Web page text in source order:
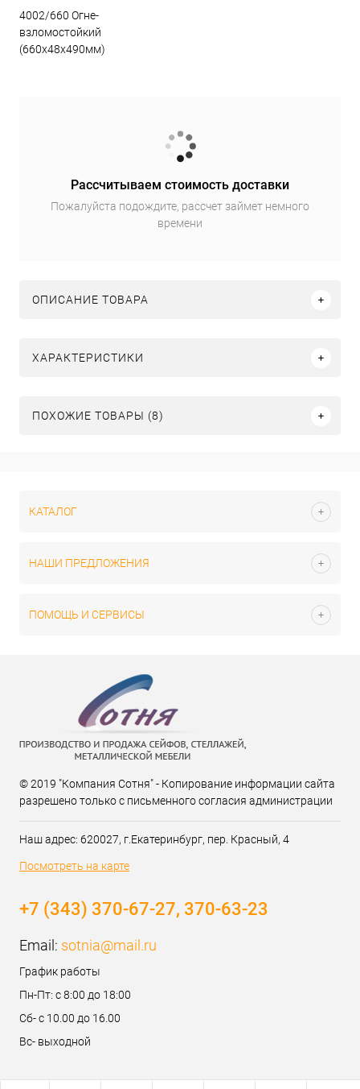
4002/660 Огне-
взломостойкий
(660х48х490мм)
Рассчитываем стоимость доставки
Пожалуйста подождите, рассчет займет немного
времени
ОПИСАНИЕ ТОВАРА
ХАРАКТЕРИСТИКИ
ПОХОЖИЕ ТОВАРЫ (8)
КАТАЛОГ
НАШИ ПРЕДЛОЖЕНИЯ
ПОМОЩЬ И СЕРВИСЫ
© 2019 "Компания Сотня" - Копирование информации сайта
разрешено только с письменного согласия администрации
Наш адрес: 620027, г.Екатеринбург, пер. Красный, 4
Посмотреть на карте
+7 (343) 370-67-27, 370-63-23
Email: sotnia@mail.ru
График работы
Пн-Пт: с 8:00 до 18:00
Сб- с 10.00 до 16.00
Вс- выходной